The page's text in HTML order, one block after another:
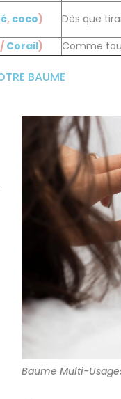
, coco)
Dès que
/ Corail) Comme
BAUME
Baume Multi-